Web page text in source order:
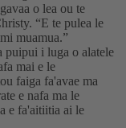
o lea ou te
“E te pulea le
muamua.”
puipui i luga o alatele
mai e le
faiga fa'avae ma
e nafa ma le
e fa'aitiitia ai le